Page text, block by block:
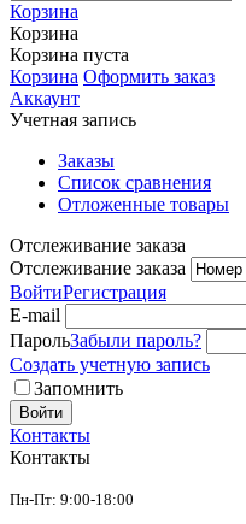
Корзина
Корзина
Корзина пуста
Корзина Оформить заказ
Аккаунт
Учетная запись
Заказы
Список сравнения
Отложенные товары
Отслеживание заказа
Отслеживание заказа
ВойтиРегистрация
E-mail
ПарольЗабыли пароль?
Создать учетную запись
Запомнить
Войти
Контакты
Контакты
Пн-Пт: 9:00-18:00